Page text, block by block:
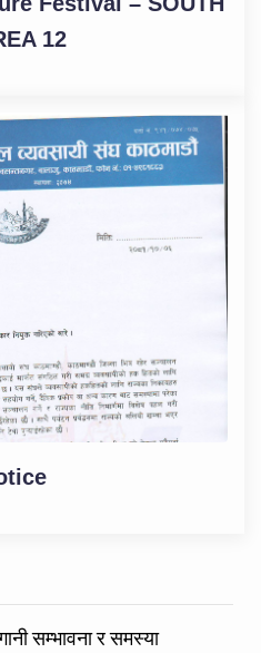
12
सम्भावना र समस्या